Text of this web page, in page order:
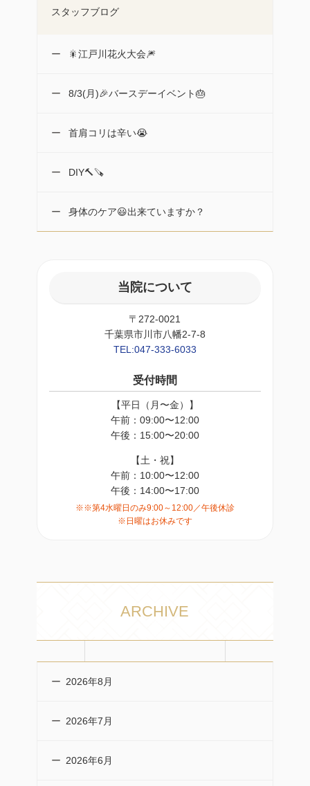
スタッフブログ
🎇江戸川花火大会🎆
8/3(月)🎉バースデーイベント🎂
首肩コリは辛い😭
DIY🔨🪚
身体のケア😃出来ていますか？
当院について
〒272-0021
千葉県市川市八幡2-7-8
TEL:047-333-6033
受付時間
【平日（月〜金）】
午前：09:00〜12:00
午後：15:00〜20:00
【土・祝】
午前：10:00〜12:00
午後：14:00〜17:00
※※第4水曜日のみ9:00～12:00／午後休診
※日曜はお休みです
ARCHIVE
2026年8月
2026年7月
2026年6月